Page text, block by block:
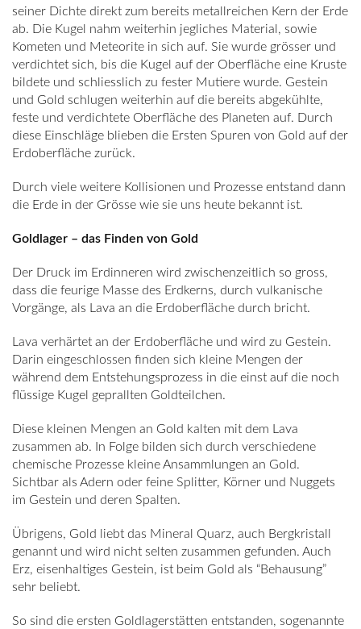
seiner Dichte direkt zum bereits metallreichen Kern der Erde
ab. Die Kugel nahm weiterhin jegliches Material, sowie
Kometen und Meteorite in sich auf. Sie wurde grösser und
verdichtet sich, bis die Kugel auf der Oberfläche eine Kruste
bildete und schliesslich zu fester Mutiere wurde. Gestein
und Gold schlugen weiterhin auf die bereits abgekühlte,
feste und verdichtete Oberfläche des Planeten auf. Durch
diese Einschläge blieben die Ersten Spuren von Gold auf der
Erdoberfläche zurück.
Durch viele weitere Kollisionen und Prozesse entstand dann
die Erde in der Grösse wie sie uns heute bekannt ist.
Goldlager – das Finden von Gold
Der Druck im Erdinneren wird zwischenzeitlich so gross,
dass die feurige Masse des Erdkerns, durch vulkanische
Vorgänge, als Lava an die Erdoberfläche durch bricht.
Lava verhärtet an der Erdoberfläche und wird zu Gestein.
Darin eingeschlossen finden sich kleine Mengen der
während dem Entstehungsprozess in die einst auf die noch
flüssige Kugel geprallten Goldteilchen.
Diese kleinen Mengen an Gold kalten mit dem Lava
zusammen ab. In Folge bilden sich durch verschiedene
chemische Prozesse kleine Ansammlungen an Gold.
Sichtbar als Adern oder feine Splitter, Körner und Nuggets
im Gestein und deren Spalten.
Übrigens, Gold liebt das Mineral Quarz, auch Bergkristall
genannt und wird nicht selten zusammen gefunden. Auch
Erz, eisenhaltiges Gestein, ist beim Gold als “Behausung”
sehr beliebt.
So sind die ersten Goldlagerstätten entstanden, sogenannte